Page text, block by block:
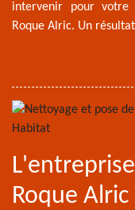
intervenir pour votre
Roque Alric. Un
Roque